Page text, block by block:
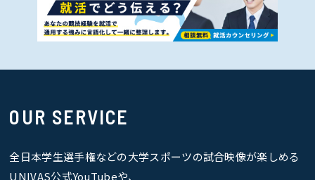
OUR SERVICE
全日本学生選手権などの大学スポーツの試合映像が楽しめる
UNIVAS公式YouTubeや、